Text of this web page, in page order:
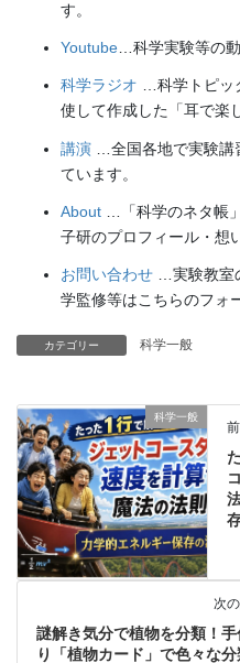
す。
Youtube…科学実験等の動
科学ラジオ …科学トピッ
使して作成した「耳で楽
講演 …全国各地で実験講
ています。
About …「科学のネタ帳
子研のプロフィール・想
お問い合わせ …実験教室
学監修等はこちらのフォ
カテゴリー 科学一般
科学一般
次
謎解き気分で植物を分類！手
り「植物カード」で色々な分